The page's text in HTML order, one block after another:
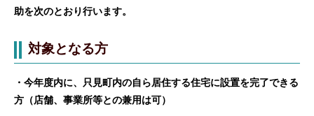
助を次のとおり行います。
対象となる方
・今年度内に、只見町内の自ら居住する住宅に設置を完了できる
方（店舗、事業所等との兼用は可）